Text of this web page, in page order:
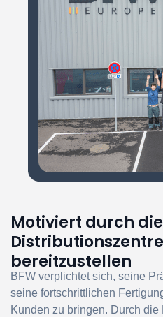
Motiviert durch
bereitzustellen
BFW verplichtet sich, seine
seine fortschrittlichen
Kunden zu bringen. Durch die